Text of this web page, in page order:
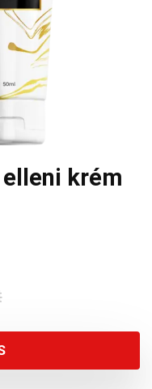
elleni krém
Original
was:
Current
is: